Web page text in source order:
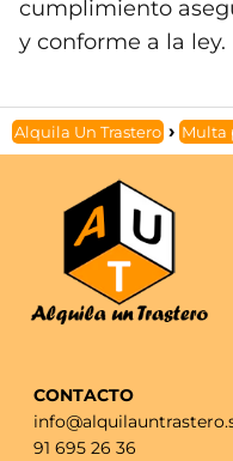
cumplimiento
y conforme a la ley.
Alquila Un Trastero Multa
CONTACTO
91 695 26 36